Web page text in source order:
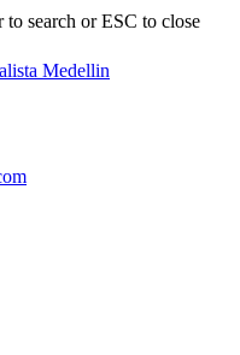
to search or ESC to close